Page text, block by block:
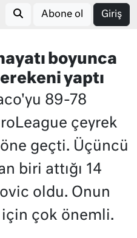
Abone ol Giriş
boyunca
yaptı
89-78
çeyrek
geçti. Üçüncü
biri attığı 14
oldu. Onun
için çok önemli.